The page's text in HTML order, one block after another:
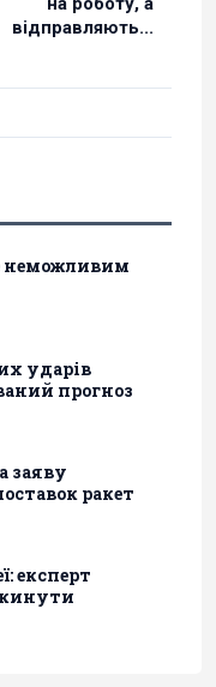
відправляють...
неможливим
ударів
прогноз
заяву
ракет
експерт
кинути